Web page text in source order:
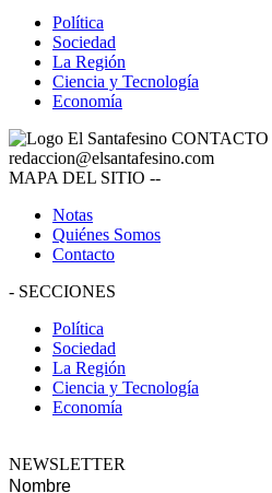
Política
Sociedad
La Región
Ciencia y Tecnología
Economía
CONTACTO
redaccion@elsantafesino.com
MAPA DEL SITIO --
Notas
Quiénes Somos
Contacto
- SECCIONES
Política
Sociedad
La Región
Ciencia y Tecnología
Economía
NEWSLETTER
Nombre